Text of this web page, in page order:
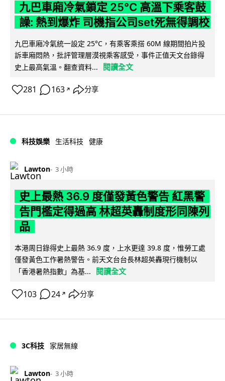
九巴車廂冷氣鎖定 25°C 高溫下乘客鼓
譟: 熱到爆炸 司機指公司set死無得調校
九巴車廂冷氣統一設定 25°C，有乘客乘搭 60M 線期間拍片投
訴車廂悶熱，批評管理層漠視乘客感受，事件正值天文台錄得
史上最高氣溫。翻查資料...
閱讀全文
281 163 ↗ 分享
科技娛樂 生活科技 健康
Lawton 3 小時
史上最熱 36.9 度僅發黃色警告 紅黑警
告門檻定得過高 林超英轟制度形同陳列
品
本港周日錄得史上最熱 36.9 度，上水更達 39.8 度，惟勞工處
僅發黃色工作暑熱警告。前天文台台長林超英轟現行機制以
「香港暑熱指數」為基...
閱讀全文
103 24 ↗ 分享
3C科技 家居無線
Lawton 3 小時